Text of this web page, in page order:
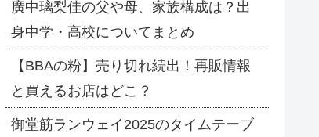
廣中璃梨佳の父や母、家族構成は？出
身中学・高校についてまとめ
【BBAの粉】売り切れ続出！再販情報
と買えるお店はどこ？
御堂筋ランウェイ2025のタイムテーブ